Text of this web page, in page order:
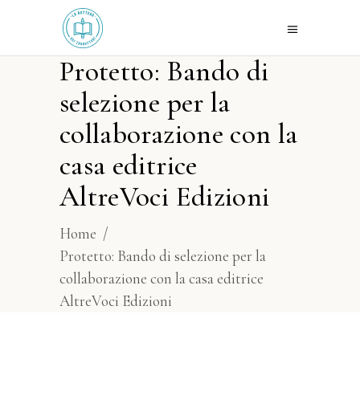
Protetto: Bando di
selezione per la
collaborazione con la
casa editrice
AltreVoci Edizioni
Home /
Protetto: Bando di selezione per la
collaborazione con la casa editrice
AltreVoci Edizioni